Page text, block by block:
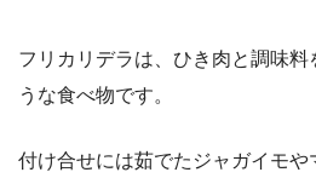
フリカリデラは、ひき肉と調味料
うな食べ物です。
付け合せには茹でたジャガイモ